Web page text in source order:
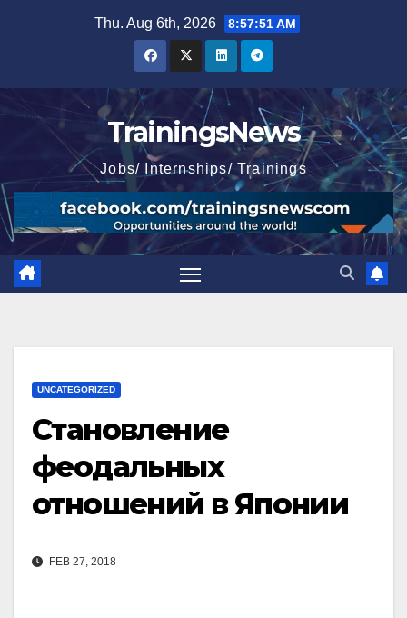
Thu. Aug 6th, 2026 8:57:53 AM
TrainingsNews
Jobs/ Internships/ Trainings
UNCATEGORIZED
Становление
феодальных
отношений в Японии
FEB 27, 2018